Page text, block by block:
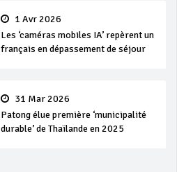
1 Avr 2026
Les ‘caméras mobiles IA’ repèrent un
français en dépassement de séjour
31 Mar 2026
Patong élue première ‘municipalité
durable’ de Thaïlande en 2025